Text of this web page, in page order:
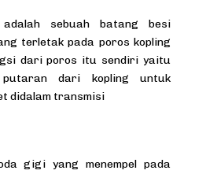
sebuah batang besi
terletak pada poros kopling
dari poros itu sendiri yaitu
putaran dari kopling untuk
didalam transmisi
gigi yang menempel pada